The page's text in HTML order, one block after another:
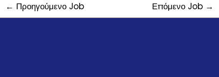
← Προηγούμενο Job Επόμενο Job →